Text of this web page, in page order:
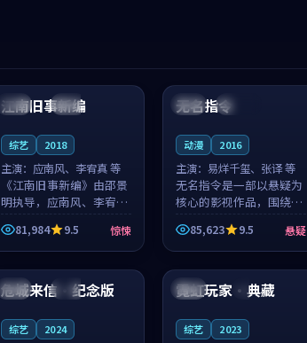
日本 院线
99:53
江南旧事新编
综艺 2018
主演： 应南风、李宥真 等
《江南旧事新编》由邵景
明执导，应南风、李宥真
领衔主演，是一部2018年
上映的日本惊悚综艺。影
片以邻里温情为切入，呈
现一段从初遇到告别都浸
着真实情...
81,984 9.5 惊悚
韩国 连载中
99:17
无名指令
动漫 2016
主演： 易烊千玺、张译 等
无名指令是一部以悬疑为
核心的影视作品，围绕危
机、反转与人物成长展
开，整体节奏紧凑，值得
推荐观看。
85,623 9.5 悬疑
法国 热播
99:49
危城来信·纪念版
综艺 2024
泰国 4K
99:15
霓虹玩家·典藏
综艺 2023